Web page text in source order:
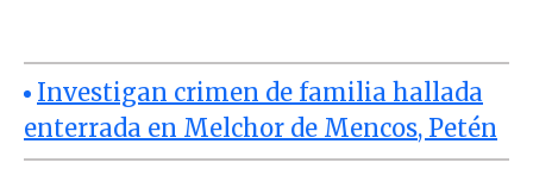
Investigan crimen de familia hallada
enterrada en Melchor de Mencos, Petén